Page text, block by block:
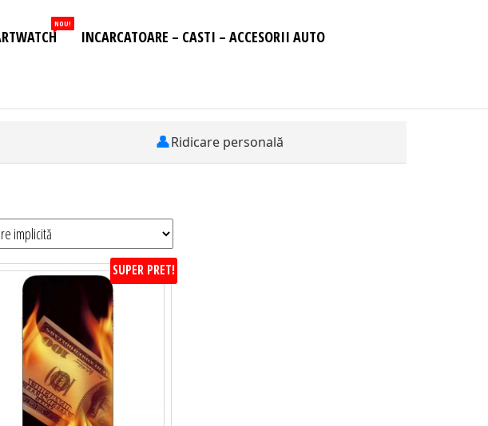
NOU!
INCARCATOARE – CASTI – ACCESORII AUTO
👤Ridicare personală
SUPER PRET!